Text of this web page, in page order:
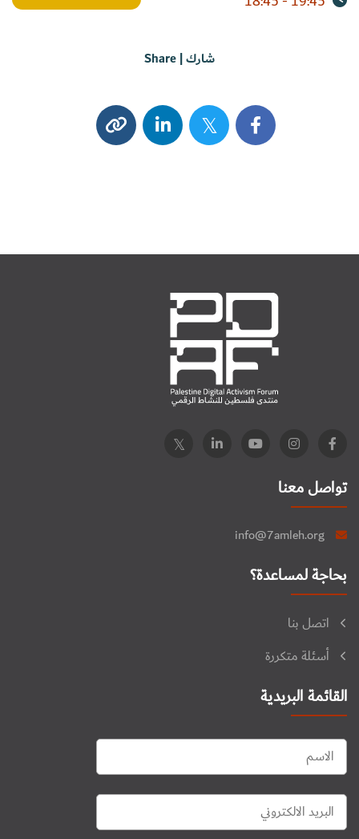
شارك | Share
تواصل معنا
info@7amleh.org
بحاجة لمساعدة؟
اتصل بنا
أسئلة متكررة
القائمة البريدية